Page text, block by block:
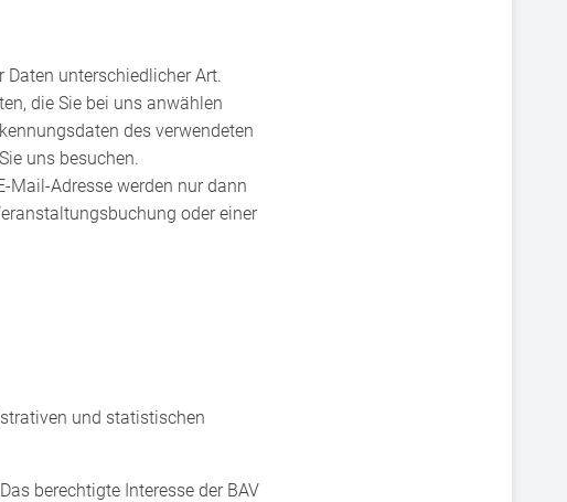
Daten unterschiedlicher Art.
die Sie bei uns anwählen
des verwendeten
uns besuchen.
Mail-Adresse werden nur dann
oder einer
und statistischen
berechtigte Interesse der BAV